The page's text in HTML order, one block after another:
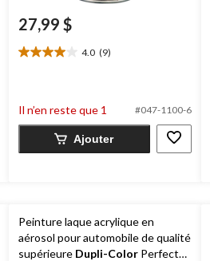
27,99 $
4.0 (9)
4.0
5.
évaluations
Il n’en reste que 1 #047-1100-6
Ajouter
Peinture laque acrylique en
aérosol pour automobile de qualité
supérieure Dupli-ColorPerfect